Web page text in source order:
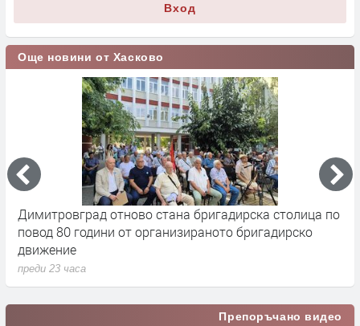
Вход
Още новини от Хасково
Димитровград отново стана бригадирска столица по
повод 80 години от организираното бригадирско
движение
преди 23 часа
Препоръчано видео